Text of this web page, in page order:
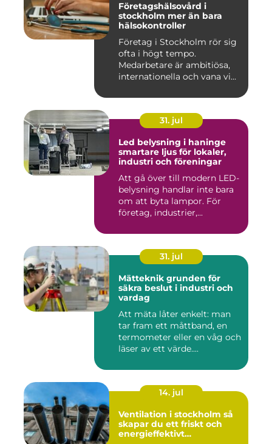
Företagshälsovård i
stockholm mer än bara
hälsokontroller
Företag i Stockholm rör sig
ofta i högt tempo.
Medarbetare är ambitiösa,
internationella och vana vi...
31. jul
Led belysning i haninge
smartare ljus för lokaler,
industri och föreningar
Att gå över till modern LED-
belysning handlar inte bara
om att byta lampor. För
företag, industrier,...
31. jul
Mätteknik grunden för
säkra beslut i industri och
vardag
Att mäta låter enkelt: man
tar fram ett måttband, en
termometer eller en våg och
läser av ett värde....
14. jul
Ventilation i stockholm så
skapar du ett friskt och
energieffektivt